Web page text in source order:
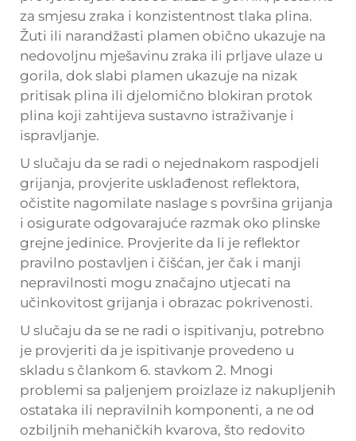
za smjesu zraka i konzistentnost tlaka plina.
Žuti ili narandžasti plamen obično ukazuje na
nedovoljnu mješavinu zraka ili prljave ulaze u
gorila, dok slabi plamen ukazuje na nizak
pritisak plina ili djelomično blokiran protok
plina koji zahtijeva sustavno istraživanje i
ispravljanje.
U slučaju da se radi o nejednakom raspodjeli
grijanja, provjerite usklađenost reflektora,
očistite nagomilate naslage s površina grijanja
i osigurate odgovarajuće razmak oko plinske
grejne jedinice. Provjerite da li je reflektor
pravilno postavljen i čišćan, jer čak i manji
nepravilnosti mogu značajno utjecati na
učinkovitost grijanja i obrazac pokrivenosti.
U slučaju da se ne radi o ispitivanju, potrebno
je provjeriti da je ispitivanje provedeno u
skladu s člankom 6. stavkom 2. Mnogi
problemi sa paljenjem proizlaze iz nakupljenih
ostataka ili nepravilnih komponenti, a ne od
ozbiljnih mehaničkih kvarova, što redovito